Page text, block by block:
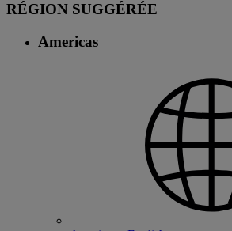
RÉGION SUGGÉRÉE
Americas